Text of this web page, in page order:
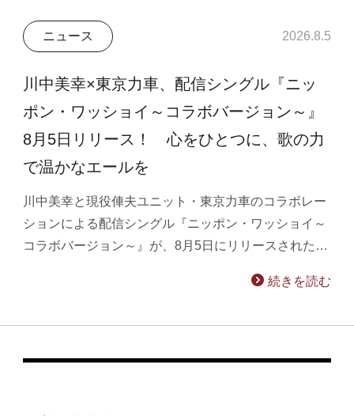
ニュース 2026.8.5
川中美幸×東京力車、配信シングル『ニッ
ポン・ワッショイ～コラボバージョン～』
8月5日リリース！ 心をひとつに、歌の力
で温かなエールを
川中美幸と現役俥夫ユニット・東京力車のコラボレー
ションによる配信シングル『ニッポン・ワッショイ～
コラボバージョン～』が、8月5日にリリースされた…
続きを読む